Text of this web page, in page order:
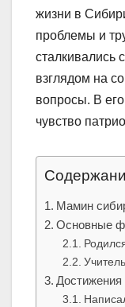
жизни в
проблемы и
сталкивались
взглядом на
вопросы. В его
чувство
Мамин
Основные
Достижения